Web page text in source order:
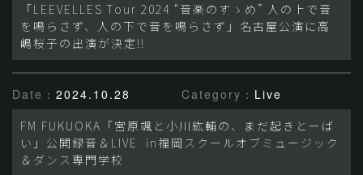
「LEEVELLES Tour 2024 “音楽のすゝめ” 人の上で音
を鳴らさず、人の下で音を鳴らさず」名古屋公演に高
嶋桜子の出演が決定!!
Date： 2024.10.28 Category： Live
FM FUKUOKA「宮原颯と小川紘輔の、まだ起きとーば
い」公開録音＆LIVE in福岡スクールオブミュージック
＆ダンス専門学校